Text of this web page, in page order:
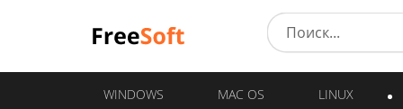
WINDOWS MAC OS LINUX